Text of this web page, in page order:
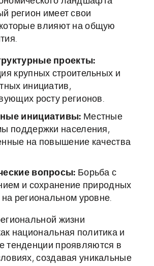
регион имеет свои
влияют на общую
проекты:
крупных строительных и
инициатив,
росту регионов.
инициативы: Местные
поддержки населения,
на повышение качества
вопросы: Борьба с
и сохранение природных
на региональном уровне.
жизни
национальная политика и
тенденции проявляются в
создавая уникальные